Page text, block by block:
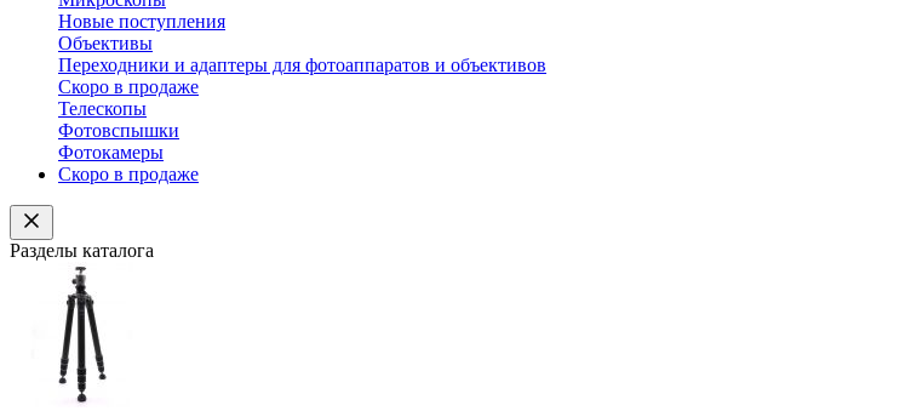
Новые поступления
Объективы
Переходники и адаптеры для фотоаппаратов и объективов
Скоро в продаже
Телескопы
Фотовспышки
Фотокамеры
Скоро в продаже
Разделы каталога